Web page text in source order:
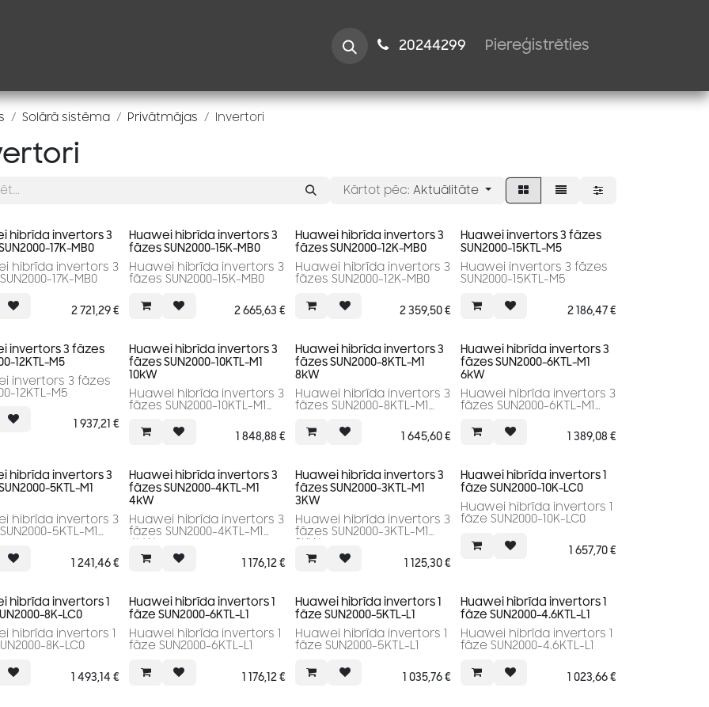
Speciālistiem 2024​​4299 Piereģistrēties
Solārā sistēma Privātmājas Invertori
Kārtot pēc: Aktuālitāte
hibrīda invertors 3
17K-MB0
hibrīda invertors 3
fāzes SUN2000-17K-MB0
2 721,29€
Huawei hibrīda invertors 3
fāzes SUN2000-15K-MB0
Huawei hibrīda invertors 3
fāzes SUN2000-15K-MB0
2 665,63 €
Huawei hibrīda invertors 3
fāzes SUN2000-12K-MB0
Huawei hibrīda invertors 3
fāzes SUN2000-12K-MB0
2 359,50€
Huawei invertors 3 fāzes
SUN2000-15KTL-M5
Huawei invertors 3 fāzes
SUN2000-15KTL-M5
2 186,47€
invertors 3 fāzes
12KTL-M5
invertors 3 fāzes
12KTL-M5
1 937,21 €
Huawei hibrīda invertors 3
fāzes SUN2000-10KTL-M1
10kW
Huawei hibrīda invertors 3
fāzes SUN2000-10KTL-M1
1 848,88 €
Huawei hibrīda invertors 3
fāzes SUN2000-8KTL-M1
8kW
Huawei hibrīda invertors 3
fāzes SUN2000-8KTL-M1
1 645,60€
Huawei hibrīda invertors 3
fāzes SUN2000-6KTL-M1
6kW
Huawei hibrīda invertors 3
fāzes SUN2000-6KTL-M1
1 389,08 €
hibrīda invertors 3
5KTL-M1
hibrīda invertors 3
1 241,46€
Huawei hibrīda invertors 3
fāzes SUN2000-4KTL-M1
4kW
Huawei hibrīda invertors 3
fāzes SUN2000-4KTL-M1
4kW
1 176,12€
Huawei hibrīda invertors 3
fāzes SUN2000-3KTL-M1
3KW
Huawei hibrīda invertors 3
fāzes SUN2000-3KTL-M1
3KW
1 125,30€
Huawei hibrīda invertors 1
fāze SUN2000-10K-LC0
Huawei hibrīda invertors 1
fāze SUN2000-10K-LC0
1 657,70€
hibrīda invertors 1
8K-LC0
hibrīda invertors 1
8K-LC0
1 493,14 €
Huawei hibrīda invertors 1
fāze SUN2000-6KTL-L1
Huawei hibrīda invertors 1
fāze SUN2000-6KTL-L1
1 176,12€
Huawei hibrīda invertors 1
fāze SUN2000-5KTL-L1
Huawei hibrīda invertors 1
fāze SUN2000-5KTL-L1
1 035,76€
Huawei hibrīda invertors 1
fāze SUN2000-4.6KTL-L1
Huawei hibrīda invertors 1
fāze SUN2000-4.6KTL-L1
1 023,66€